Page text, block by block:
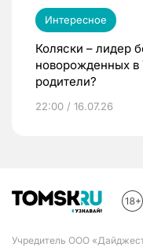
Интересное
Коляски – лидер
новорожденных
родители?
22:00 / 16.07.26
Учредитель ООО